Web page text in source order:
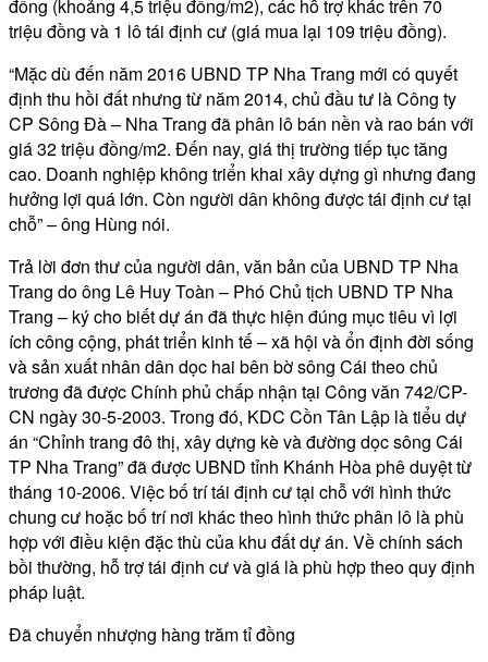
đồng (khoảng 4,5 triệu đồng/m2), các hỗ trợ khác trên 70
triệu đồng và 1 lô tái định cư (giá mua lại 109 triệu đồng).
“Mặc dù đến năm 2016 UBND TP Nha Trang mới có quyết
định thu hồi đất nhưng từ năm 2014, chủ đầu tư là Công ty
CP Sông Đà – Nha Trang đã phân lô bán nền và rao bán với
giá 32 triệu đồng/m2. Đến nay, giá thị trường tiếp tục tăng
cao. Doanh nghiệp không triển khai xây dựng gì nhưng đang
hưởng lợi quá lớn. Còn người dân không được tái định cư tại
chỗ” – ông Hùng nói.
Trả lời đơn thư của người dân, văn bản của UBND TP Nha
Trang do ông Lê Huy Toàn – Phó Chủ tịch UBND TP Nha
Trang – ký cho biết dự án đã thực hiện đúng mục tiêu vì lợi
ích công cộng, phát triển kinh tế – xã hội và ổn định đời sống
và sản xuất nhân dân dọc hai bên bờ sông Cái theo chủ
trương đã được Chính phủ chấp nhận tại Công văn 742/CP-
CN ngày 30-5-2003. Trong đó, KDC Cồn Tân Lập là tiểu dự
án “Chỉnh trang đô thị, xây dựng kè và đường dọc sông Cái
TP Nha Trang” đã được UBND tỉnh Khánh Hòa phê duyệt từ
tháng 10-2006. Việc bố trí tái định cư tại chỗ với hình thức
chung cư hoặc bố trí nơi khác theo hình thức phân lô là phù
hợp với điều kiện đặc thù của khu đất dự án. Về chính sách
bồi thường, hỗ trợ tái định cư và giá là phù hợp theo quy định
pháp luật.
Đã chuyển nhượng hàng trăm tỉ đồng